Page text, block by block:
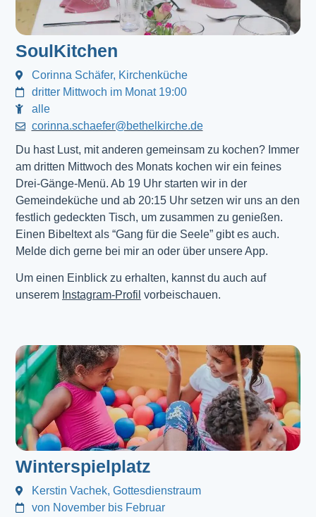
SoulKitchen
Corinna Schäfer, Kirchenküche
dritter Mittwoch im Monat 19:00
alle
corinna.schaefer@bethelkirche.de
Du hast Lust, mit anderen gemeinsam zu kochen? Immer
am dritten Mittwoch des Monats kochen wir ein feines
Drei-Gänge-Menü. Ab 19 Uhr starten wir in der
Gemeindeküche und ab 20:15 Uhr setzen wir uns an den
festlich gedeckten Tisch, um zusammen zu genießen.
Einen Bibeltext als “Gang für die Seele” gibt es auch.
Melde dich gerne bei mir an oder über unsere App.
Um einen Einblick zu erhalten, kannst du auch auf
unserem Instagram-Profil vorbeischauen.
Winterspielplatz
Kerstin Vachek, Gottesdienstraum
von November bis Februar